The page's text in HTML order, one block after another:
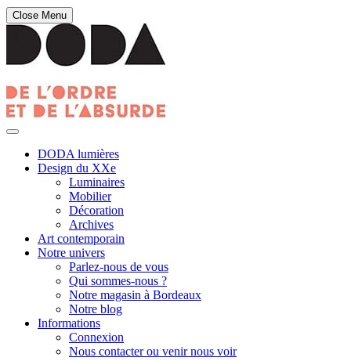
Close Menu
DODA lumières
Design du XXe
Luminaires
Mobilier
Décoration
Archives
Art contemporain
Notre univers
Parlez-nous de vous
Qui sommes-nous ?
Notre magasin à Bordeaux
Notre blog
Informations
Connexion
Nous contacter ou venir nous voir